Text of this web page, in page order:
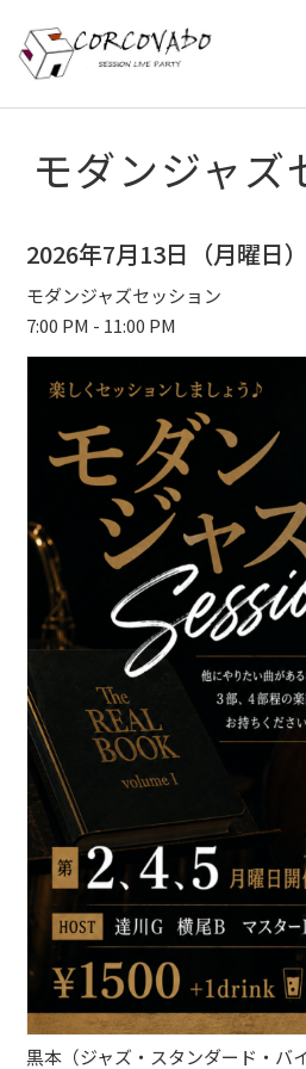
HOME
SCHEDULE
MENU
ACCESS
ブッキングライブ出
楽器機材等
初心者
モダンジャズ
2026年7月13日（月曜日）
モダンジャズセッション
7:00 PM - 11:00 PM
黒本（ジャズ・スタンダード・バ